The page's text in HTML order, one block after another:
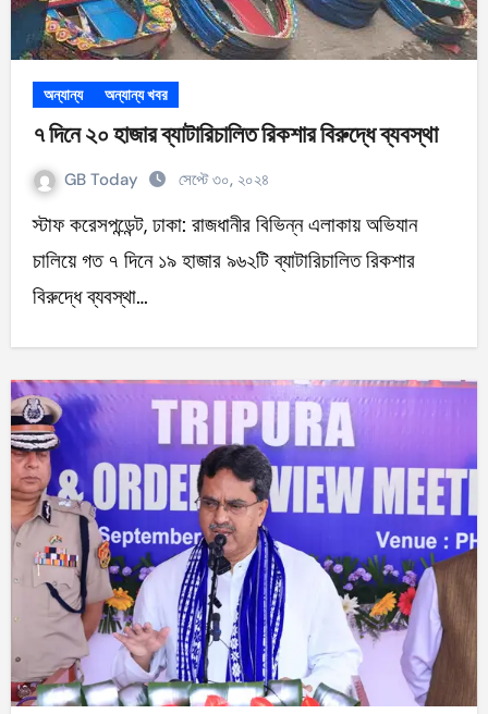
অন্যান্য অন্যান্য খবর
৭ দিনে ২০ হাজার ব্যাটারিচালিত রিকশার বিরুদ্ধে ব্যবস্থা
GB Today সেপ্টে ৩০, ২০২৪
স্টাফ করেসপন্ডেন্ট, ঢাকা: রাজধানীর বিভিন্ন এলাকায় অভিযান
চালিয়ে গত ৭ দিনে ১৯ হাজার ৯৬২টি ব্যাটারিচালিত রিকশার
বিরুদ্ধে ব্যবস্থা…